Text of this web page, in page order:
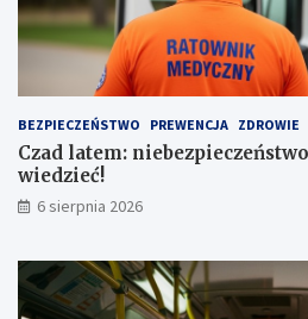
i
a
a
w
e
,
1
m
l
ł
BEZPIECZEŃSTWO PREWENCJA ZDROWIE
Czad latem:
wiedzieć!
6 sierpnia 2026